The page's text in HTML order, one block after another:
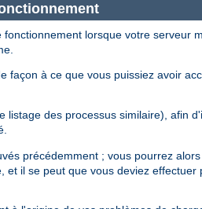
lorsque votre serveur
façon à ce que vous puissiez avoir
listage des processus similaire), afin
précédemment ; vous pourrez
il se peut que vous deviez